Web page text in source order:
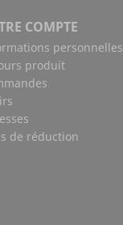
COMPTE
personnelles
produit
de réduction